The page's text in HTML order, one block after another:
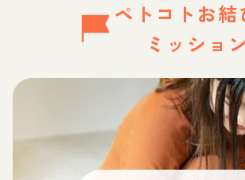
ペトコトお結
ミッション